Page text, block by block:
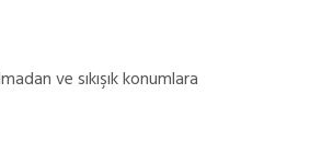
ve sıkışık konumlara